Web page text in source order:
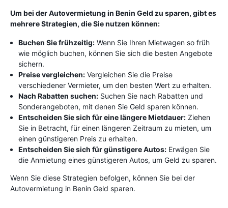
Um bei der Autovermietung in Benin Geld zu sparen, gibt es
mehrere Strategien, die Sie nutzen können:
Buchen Sie frühzeitig: Wenn Sie Ihren Mietwagen so früh
wie möglich buchen, können Sie sich die besten Angebote
sichern.
Preise vergleichen: Vergleichen Sie die Preise
verschiedener Vermieter, um den besten Wert zu erhalten.
Nach Rabatten suchen: Suchen Sie nach Rabatten und
Sonderangeboten, mit denen Sie Geld sparen können.
Entscheiden Sie sich für eine längere Mietdauer: Ziehen
Sie in Betracht, für einen längeren Zeitraum zu mieten, um
einen günstigeren Preis zu erhalten.
Entscheiden Sie sich für günstigere Autos: Erwägen Sie
die Anmietung eines günstigeren Autos, um Geld zu sparen.
Wenn Sie diese Strategien befolgen, können Sie bei der
Autovermietung in Benin Geld sparen.